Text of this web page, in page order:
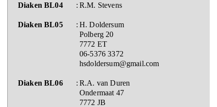
Diaken BL04 : R.M. Stevens
Diaken BL05 : H. Doldersum
Polberg 20
7772 ET
06-5376 3372
hsdoldersum@gmail.com
Diaken BL06 : R.A. van Duren
Ondermaat 47
7772 JB